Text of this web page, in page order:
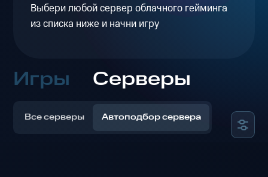
Выбери любой сервер облачного гейминга
из списка ниже и начни игру
Игры Серверы
Все серверы Автоподбор сервера